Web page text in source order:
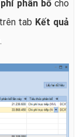
phân bổcho
tab Kết quả